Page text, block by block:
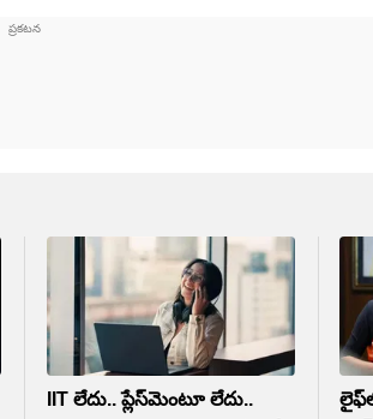
IIT లేదు.. ప్లేస్‌మెంటూ లేదు..